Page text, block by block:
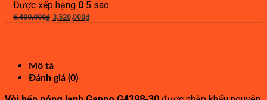
là:
4,800,000₫.
tại
là:
Được xếp hạng 0 5 sao
6,400,000₫ Giá
3,520,000₫Giá
Mô tả
Đánh giá (0)